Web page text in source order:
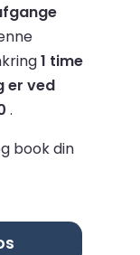
1 time
er ved
.
book din